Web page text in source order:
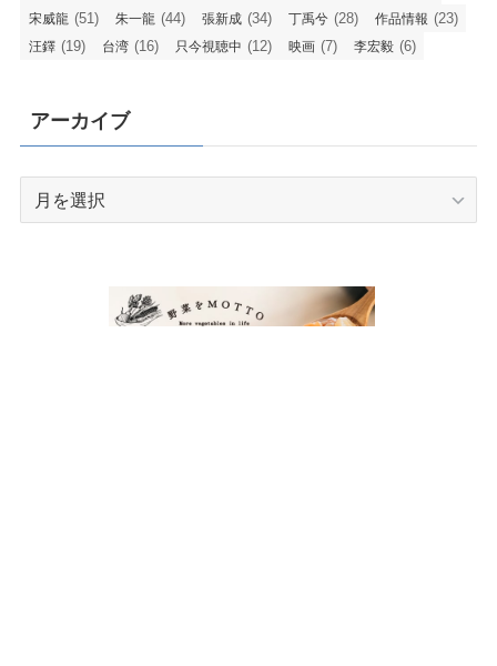
宋威龍 (51) 朱一龍 (44) 張新成 (34) 丁禹兮 (28) 作品情報 (23)
汪鐸 (19) 台湾 (16) 只今視聴中 (12) 映画 (7) 李宏毅 (6)
アーカイブ